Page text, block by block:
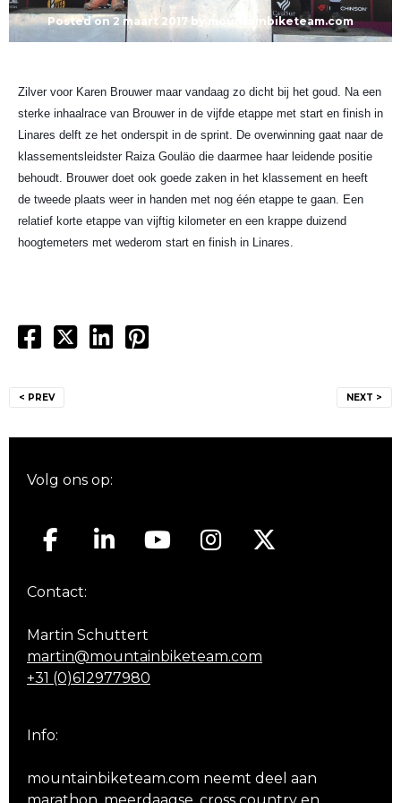
Posted on2 maart 2017 by mountainbiketeam.com
Zilver voor Karen Brouwer maar vandaag zo dicht bij het goud. Na een
sterke inhaalrace van Brouwer in de vijfde etappe met start en finish in
Linares delft ze het onderspit in de sprint. De overwinning gaat naar de
klassementsleidster Raiza Gouläo die daarmee haar leidende positie
behoudt. Brouwer doet ook goede zaken in het klassement en heeft
de tweede plaats weer in handen met nog één etappe te gaan. Een
relatief korte etappe van vijftig kilometer en een krappe duizend
hoogtemeters met wederom start en finish in Linares.
navigatie
< PREV NEXT >
Volg ons op:
Contact:
Martin Schuttert
martin@mountainbiketeam.com
+31 (0)612977980
Info:
mountainbiketeam.com neemt deel aan
marathon, meerdaagse, cross country en